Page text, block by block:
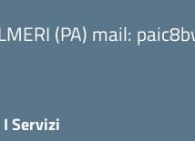
(PA) mail:
I Servizi